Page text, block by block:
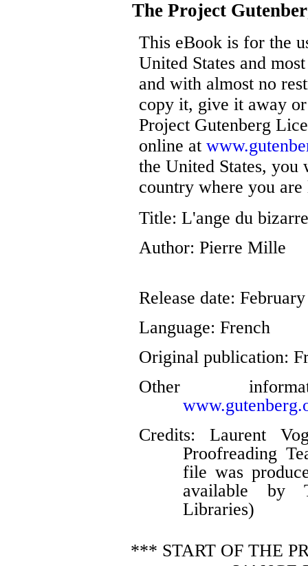
The Project
This eBook is for the
United States and
and with almost no
copy it, give it away
Project Gutenberg
online at
the United States,
country where you
Title: L'ange du bizarre
Author: Pierre Mille
Release date:
Language: French
Original publication:
Other
Credits: Laurent
Proofreading
file was
available by
Libraries)
*** START OF THE